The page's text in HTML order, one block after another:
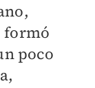
formó
poco